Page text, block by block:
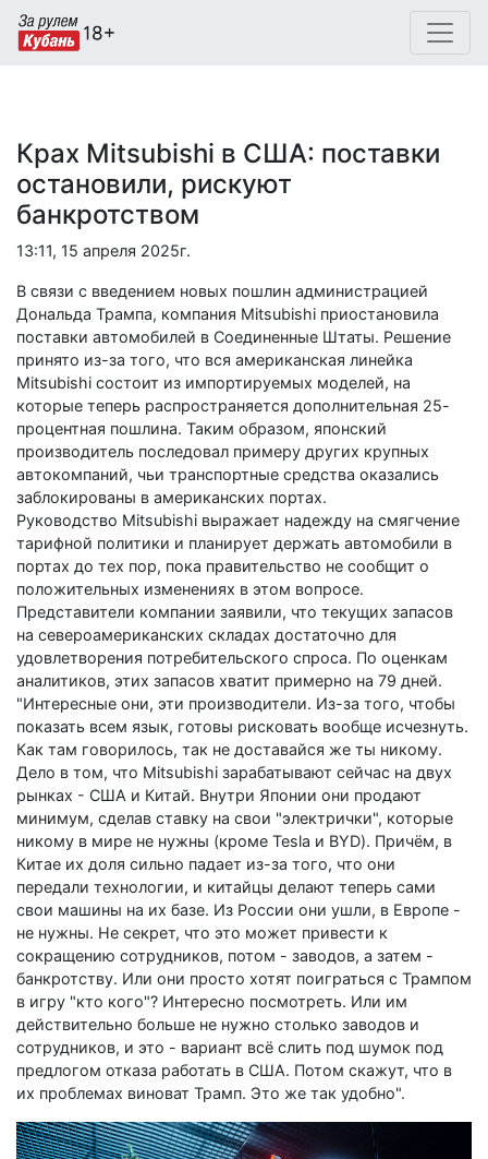
Крах Mitsubishi в США: поставки
остановили, рискуют
банкротством
13:11, 15 апреля 2025г.
В связи с введением новых пошлин администрацией
Дональда Трампа, компания Mitsubishi приостановила
поставки автомобилей в Соединенные Штаты. Решение
принято из-за того, что вся американская линейка
Mitsubishi состоит из импортируемых моделей, на
которые теперь распространяется дополнительная 25-
процентная пошлина. Таким образом, японский
производитель последовал примеру других крупных
автокомпаний, чьи транспортные средства оказались
заблокированы в американских портах.
Руководство Mitsubishi выражает надежду на смягчение
тарифной политики и планирует держать автомобили в
портах до тех пор, пока правительство не сообщит о
положительных изменениях в этом вопросе.
Представители компании заявили, что текущих запасов
на североамериканских складах достаточно для
удовлетворения потребительского спроса. По оценкам
аналитиков, этих запасов хватит примерно на 79 дней.
"Интересные они, эти производители. Из-за того, чтобы
показать всем язык, готовы рисковать вообще исчезнуть.
Как там говорилось, так не доставайся же ты никому.
Дело в том, что Mitsubishi зарабатывают сейчас на двух
рынках - США и Китай. Внутри Японии они продают
минимум, сделав ставку на свои "электрички", которые
никому в мире не нужны (кроме Tesla и BYD). Причём, в
Китае их доля сильно падает из-за того, что они
передали технологии, и китайцы делают теперь сами
свои машины на их базе. Из России они ушли, в Европе -
не нужны. Не секрет, что это может привести к
сокращению сотрудников, потом - заводов, а затем -
банкротству. Или они просто хотят поиграться с Трампом
в игру "кто кого"? Интересно посмотреть. Или им
действительно больше не нужно столько заводов и
сотрудников, и это - вариант всё слить под шумок под
предлогом отказа работать в США. Потом скажут, что в
их проблемах виноват Трамп. Это же так удобно".